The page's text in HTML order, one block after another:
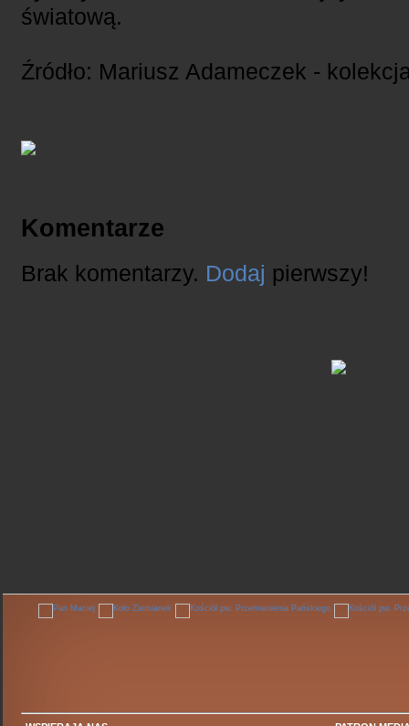
światową.
Źródło: Mariusz Adameczek -
Komentarze
Brak komentarzy. Dodaj pierwszy!